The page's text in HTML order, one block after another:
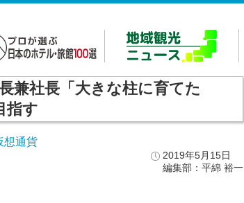
兼社長「大きな柱に育てた
指す
想通貨
2019年5月15日
編集部：平綿 裕一